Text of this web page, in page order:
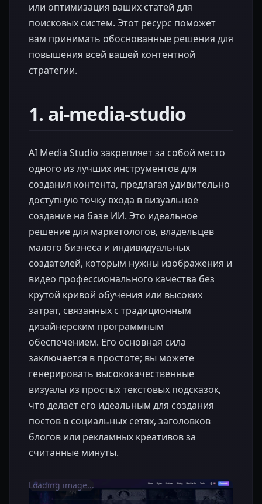
или оптимизация ваших статей для
поисковых систем. Этот ресурс поможет
вам принимать обоснованные решения для
повышения всей вашей контентной
стратегии.
1. ai-media-studio
AI Media Studio закрепляет за собой место
одного из лучших инструментов для
создания контента, предлагая удивительно
доступную точку входа в визуальное
создание на базе ИИ. Это идеальное
решение для маркетологов, владельцев
малого бизнеса и индивидуальных
создателей, которым нужны изображения и
видео профессионального качества без
крутой кривой обучения или высоких
затрат, связанных с традиционным
дизайнерским программным
обеспечением. Его основная сила
заключается в простоте; вы можете
генерировать высококачественные
визуалы из простых текстовых подсказок,
что делает его идеальным для создания
постов в социальных сетях, заголовков
блогов или рекламных креативов за
считанные минуты.
Loading image...